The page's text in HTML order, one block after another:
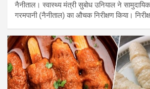
नैनीताल। स्वास्थ्य मंत्री सुबोध उनियाल ने
गरमपानी (नैनीताल) का औचक निरीक्षण किया।